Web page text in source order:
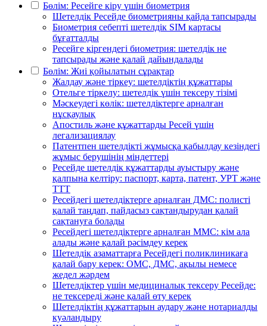
Бөлім: Ресейге кіру үшін биометрия
Шетелдік Ресейде биометрияны қайда тапсырады
Биометрия себепті шетелдік SIM картасы
бұғатталды
Ресейге кіргендегі биометрия: шетелдік не
тапсырады және қалай дайындалады
Бөлім: Жиі қойылатын сұрақтар
Жалдау және тіркеу: шетелдіктің құжаттары
Отельге тіркелу: шетелдік үшін тексеру тізімі
Мәскеудегі көлік: шетелдіктерге арналған
нұсқаулық
Апостиль және құжаттарды Ресей үшін
легализациялау
Патентпен шетелдікті жұмысқа қабылдау кезіндегі
жұмыс берушінің міндеттері
Ресейде шетелдік құжаттарды ауыстыру және
қалпына келтіру: паспорт, карта, патент, УРТ және
ТТТ
Ресейдегі шетелдіктерге арналған ДМС: полисті
қалай таңдап, пайдасыз сақтандырудан қалай
сақтануға болады
Ресейдегі шетелдіктерге арналған ММС: кім ала
алады және қалай рәсімдеу керек
Шетелдік азаматтарға Ресейдегі поликлиникаға
қалай бару керек: ОМС, ДМС, ақылы немесе
жедел жәрдем
Шетелдіктер үшін медициналық тексеру Ресейде:
не тексереді және қалай өту керек
Шетелдіктің құжаттарын аудару және нотариалды
куәландыру